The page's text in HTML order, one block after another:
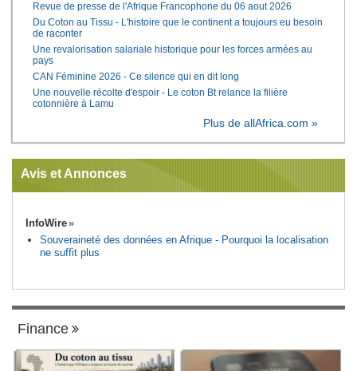
Revue de presse de l'Afrique Francophone du 06 aout 2026
Du Coton au Tissu - L'histoire que le continent a toujours eu besoin
de raconter
Une revalorisation salariale historique pour les forces armées au
pays
CAN Féminine 2026 - Ce silence qui en dit long
Une nouvelle récolte d'espoir - Le coton Bt relance la filière
cotonnière à Lamu
Plus de allAfrica.com »
Avis et Annonces
InfoWire
Souveraineté des données en Afrique - Pourquoi la localisation
ne suffit plus
Finance